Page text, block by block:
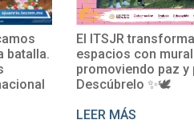
batalla.
El ITSJR
espacios con
promoviendo paz y
Descúbrelo ✨🕊
LEER MÁS